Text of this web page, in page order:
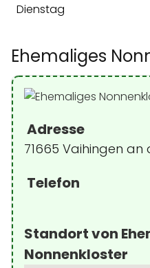
Dienstag
Ehemaliges
Adresse
71665 Vaihingen an
Telefon
Standort von
Nonnenkloster